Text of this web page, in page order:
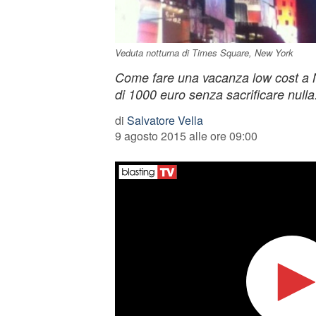
Veduta notturna di Times Square, New York
Come fare una vacanza low cost a
di 1000 euro senza sacrificare
di Salvatore Vella
9 agosto 2015 alle ore 09:00